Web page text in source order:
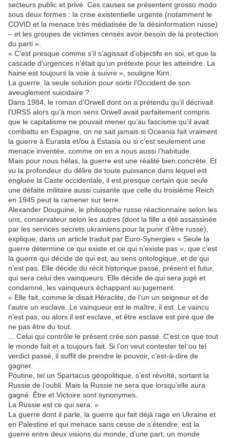
secteurs public et privé. Ces causes se présentent grosso modo
sous deux formes : la crise existentielle urgente (notamment le
COVID et la menace très médiatisée de la désinformation russe)
– et les groupes de victimes censés avoir besoin de la protection
du parti ».
« C’est presque comme s’il s’agissait d’objectifs en soi, et que la
cascade d’urgences n’était qu’un prétexte pour les atteindre. La
haine est toujours la voie à suivre », souligne Kirn.
La guerre, la seule solution pour sortir l’Occident de son
aveuglement suicidaire ?
Dans 1984, le roman d’Orwell dont on a prétendu qu’il décrivait
l’URSS alors qu’à mon sens Orwell avait parfaitement compris
que le capitalisme ne pouvait mener qu’au fascisme qu’il avait
combattu en Espagne, on ne sait jamais si Oceania fait vraiment
la guerre à Eurasia et/ou à Estasia ou si c’est seulement une
menace inventée, comme on en a nous aussi l’habitude.
Mais pour nous hélas, la guerre est une réalité bien concrète. Et
vu la profondeur du délire de toute puissance dans lequel est
engluée la Caste occidentale, il est presque certain que seule
une défaite militaire aussi cuisante que celle du troisième Reich
en 1945 peut la ramener sur terre.
Alexander Douguine, le philosophe russe réactionnaire selon les
uns, conservateur selon les autres (dont la fille a été assassinée
par les services secrets ukrainiens pour la punir d’être russe),
explique, dans un article traduit par Euro-Synergies « Seule la
guerre détermine ce qui existe et ce qui n’existe pas », que c’est
la guerre qui décide de qui est, au sens ontologique, et de qui
n’est pas. Elle décide du récit historique passé, présent et futur,
qui sera celui des vainqueurs. Elle décide de qui sera jugé et
condamné, les vainqueurs échappant au jugement.
« Elle fait, comme le disait Héraclite, de l’un un seigneur et de
l’autre un esclave. Le vainqueur est le maître, il est. Le vaincu
n’est pas, ou alors il est esclave, et être esclave est pire que de
ne pas être du tout.
... Celui qui contrôle le présent crée son passé. C’est ce que tout
le monde fait et a toujours fait. Si l’on veut contester tel ou tel
verdict passé, il suffit de prendre le pouvoir, c’est-à-dire de
gagner.
Poutine, tel un Spartacus géopolitique, s’est révolté, sortant la
Russie de l’oubli. Mais la Russie ne sera que lorsqu’elle aura
gagné. Être et Victoire sont synonymes.
La Russie est ce qui sera. »
La guerre dont il parle, la guerre qui fait déjà rage en Ukraine et
en Palestine et qui menace sans cesse de s’étendre, est la
guerre entre deux visions du monde, d’une part, un monde